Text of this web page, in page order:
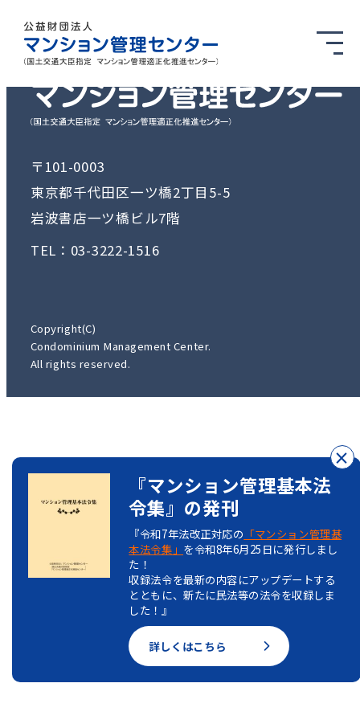
〒101-0003
東京都千代田区一ツ橋2丁目5-5
岩波書店一ツ橋ビル7階
TEL：03-3222-1516
Copyright(C)
Condominium Management Center.
All rights reserved.
『マンション管理基本法
令集』の発刊
『令和7年法改正対応の 「マンション管理基
本法令集」 を令和8年6月25日に発行しまし
た！
収録法令を最新の内容にアップデートする
とともに、新たに民法等の法令を収録しま
した！』
詳しくはこちら
×